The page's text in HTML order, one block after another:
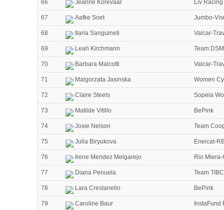
66 Jeanne Korevaar Liv Racing
67 Aafke Soet Jumbo-
68 Ilaria Sanguineti Valcar-
69 Leah Kirchmann Team DSM
70 Barbara Malcotti Valcar-
71 Malgorzata Jasinska Women
72 Claire Steels Sopela
73 Matilde Vitillo BePink
74 Josie Nelson Team
75 Julia Biryukova Eneicat-
76 Irene Mendez Melgarejo Rio
77 Diana Penuela Team
78 Lara Crestanello BePink
79 Caroline Baur InstaFund